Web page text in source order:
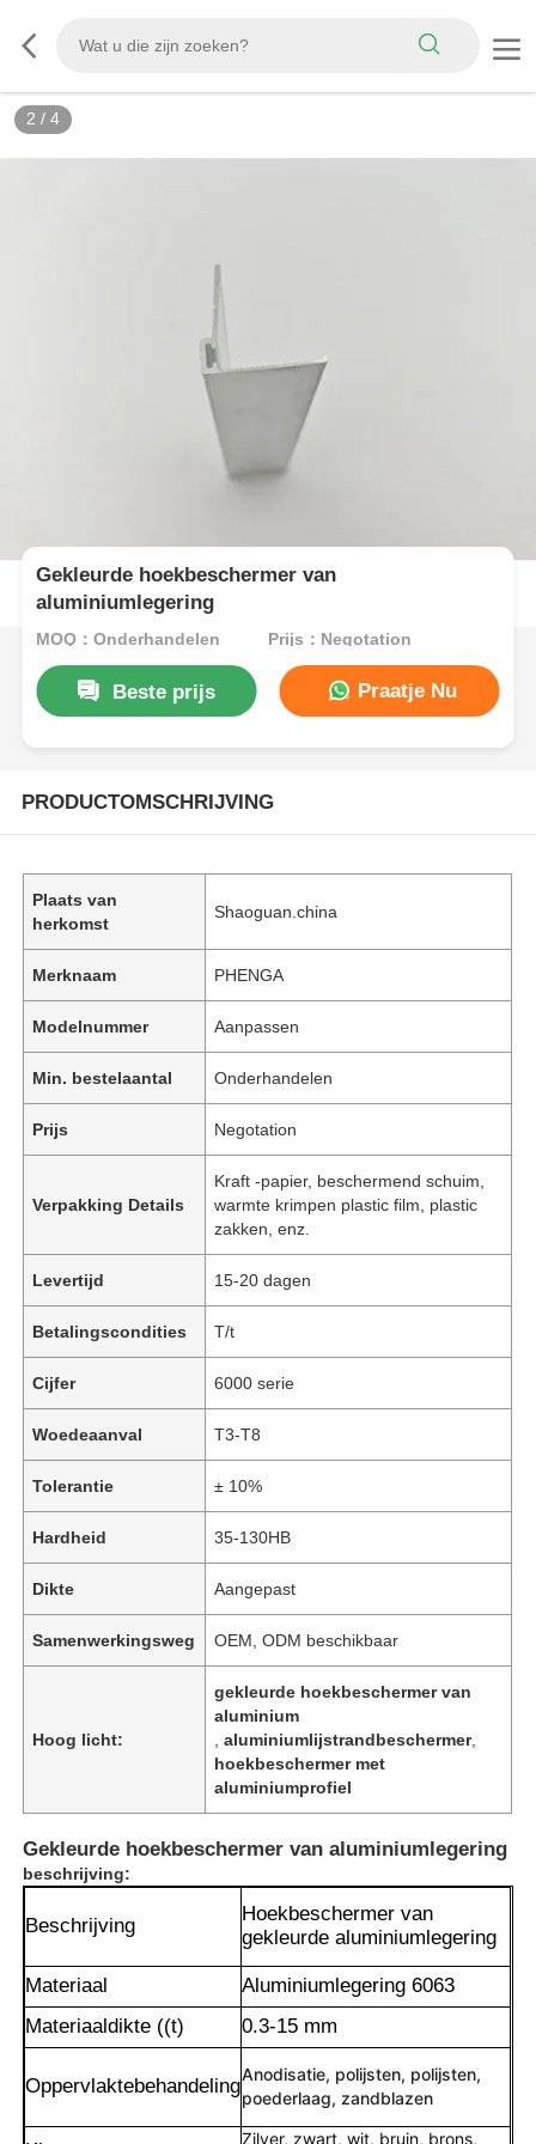
2 / 4
Gekleurde hoekbeschermer van
aluminiumlegering
MOQ：Onderhandelen Prijs：Negotation
Beste prijs Praatje Nu
PRODUCTOMSCHRIJVING
Plaats van
herkomst
Shaoguan.china
Merknaam PHENGA
Modelnummer Aanpassen
Min. bestelaantal Onderhandelen
Prijs Negotation
Verpakking Details
Kraft -papier, beschermend schuim,
warmte krimpen plastic film, plastic
zakken, enz.
Levertijd 15-20 dagen
Betalingscondities T/t
Cijfer 6000 serie
Woedeaanval T3-T8
Tolerantie ± 10%
Hardheid 35-130HB
Dikte Aangepast
Samenwerkingsweg OEM, ODM beschikbaar
Hoog licht:
gekleurde hoekbeschermer van
aluminium
,aluminiumlijstrandbeschermer,
hoekbeschermer met
aluminiumprofiel
Gekleurde hoekbeschermer van aluminiumlegering
beschrijving:
Beschrijving
Hoekbeschermer van
gekleurde aluminiumlegering
Materiaal
Aluminiumlegering 6063
Materiaaldikte ((t)
0.3-15 mm
Oppervlaktebehandeling
Anodisatie, polijsten, polijsten,
poederlaag, zandblazen
Zilver, zwart, wit, bruin, brons,